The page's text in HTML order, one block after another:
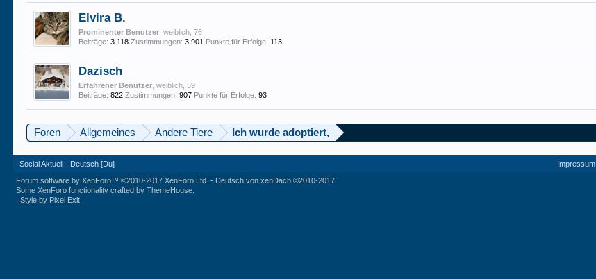
Elvira B.
Prominenter Benutzer , weiblich, 76
Beiträge: 3.118 Zustimmungen: 3.901 Punkte für Erfolge: 113
Dazisch
Erfahrener Benutzer , weiblich, 59
Beiträge: 822 Zustimmungen: 907 Punkte für Erfolge: 93
Foren Allgemeines Andere Tiere Ich wurde adoptiert,
Social Aktuell Deutsch [Du] Impressum
Forum software by XenForo™©2010-2017 XenForo Ltd. - Deutsch von xenDach©2010-2017
Some XenForo functionality crafted byThemeHouse
|Style by Pixel Exit